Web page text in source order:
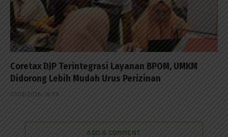
Coretax DJP Terintegrasi Layanan BPOM, UMKM
Didorong Lebih Mudah Urus Perizinan
07/08/2026 - 16:09
ADD A COMMENT